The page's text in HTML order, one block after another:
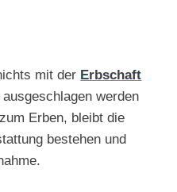
mit der Erbschaft
werden
Erben, bleibt die
bestehen und